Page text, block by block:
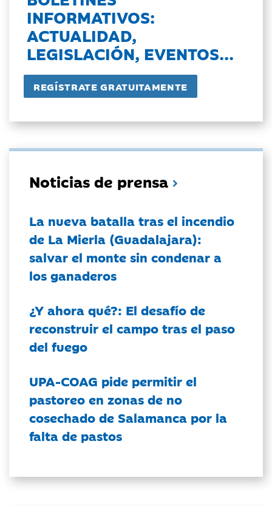
INFORMATIVOS:
ACTUALIDAD,
LEGISLACIÓN, EVENTOS...
Noticias de prensa
La nueva batalla tras el incendio
de La Mierla (Guadalajara):
salvar el monte sin condenar a
los ganaderos
¿Y ahora qué?: El desafío de
reconstruir el campo tras el paso
del fuego
UPA-COAG pide permitir el
pastoreo en zonas de no
cosechado de Salamanca por la
falta de pastos